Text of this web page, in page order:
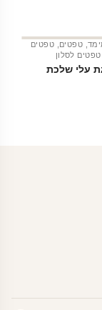
טפטים
טפטים
טפטים לסלון
עלי שלכת